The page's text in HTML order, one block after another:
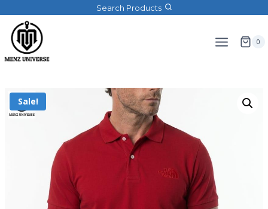
Search Products
0
Sale!